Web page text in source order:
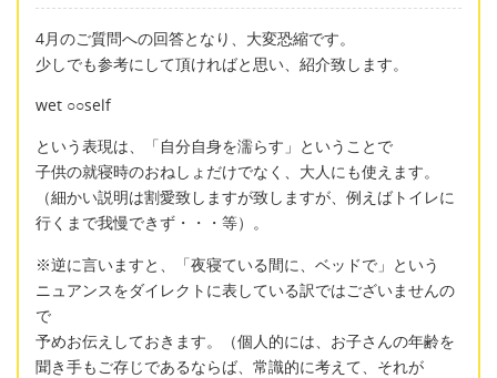
4月のご質問への回答となり、大変恐縮です。
少しでも参考にして頂ければと思い、紹介致します。
wet ○○self
という表現は、「自分自身を濡らす」ということで
子供の就寝時のおねしょだけでなく、大人にも使えます。
（細かい説明は割愛致しますが致しますが、例えばトイレに
行くまで我慢できず・・・等）。
※逆に言いますと、「夜寝ている間に、ベッドで」という
ニュアンスをダイレクトに表している訳ではございませんの
で
予めお伝えしておきます。（個人的には、お子さんの年齢を
聞き手もご存じであるならば、常識的に考えて、それが